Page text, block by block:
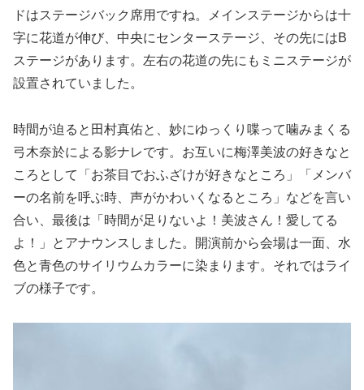
ドはステージバック席用ですね。メインステージからは十
字に花道が伸び、中央にセンターステージ、その先にはB
ステージがあります。左右の花道の先にもミニステージが
設置されていました。
時間が迫ると田村真佑と、妙にゆっくり喋って噛みまくる
弓木奈於による影ナレです。お互いに梅澤美波の好きなと
ころとして「お茶目でおふざけが好きなところ」「メンバ
ーの名前を呼ぶ時、声がかわいくなるところ」などを言い
合い、最後は「時間が足りないよ！美波さん！愛してる
よ！」とアナウンスしました。開演前から会場は一面、水
色と青色のサイリウムカラーに染まります。それではライ
ブの様子です。